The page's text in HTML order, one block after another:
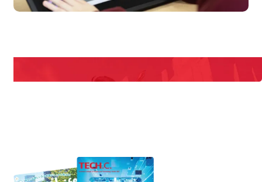
Campus Open